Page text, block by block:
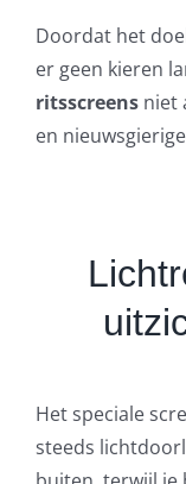
Doordat het
er geen kieren
ritsscreensniet
en
Het speciale
steeds